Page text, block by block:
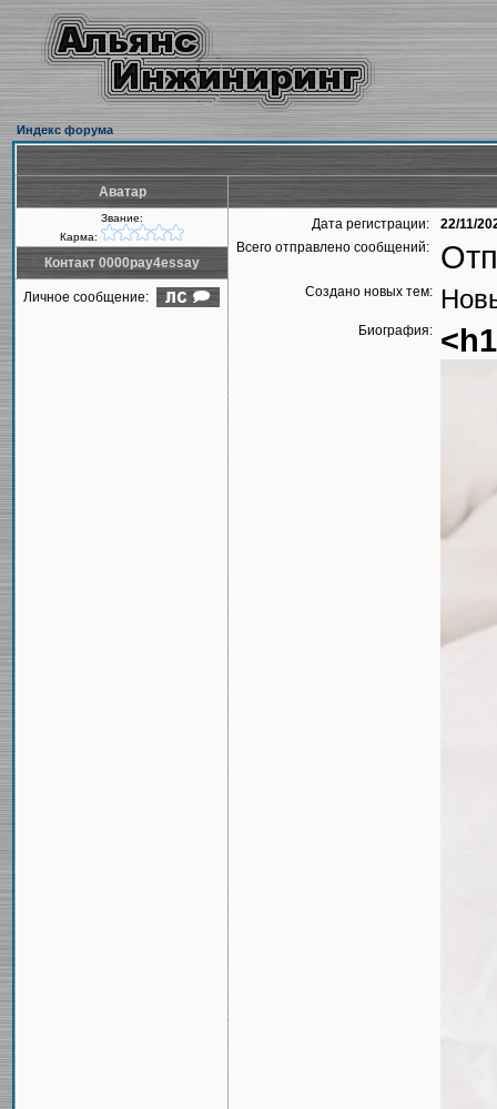
Индекс форума
Аватар
Звание:
Карма:
Дата регистрации:
22/11/
Всего отправлено сообщений:
Создано новых тем:
Биография:
Контакт 0000pay4essay
Личное сообщение: